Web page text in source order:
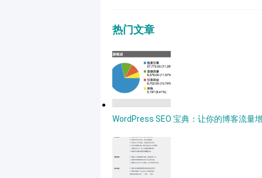
热门文章
WordPress SEO 宝典：让你的博客流量